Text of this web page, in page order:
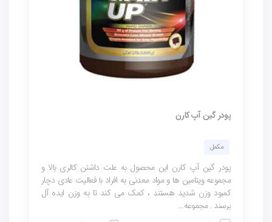
پودر گین آپ کارن
مکمل
پودر گین آپ کارن این محصول به علت داشتن کالری بالا و
مجموعه ویتامین ها و مواد معدنی به افراد با فعالیت عادی دچار
کمبود وزن شدید هستند ، کمک می کند تا به وزن ایده آل
برسند . مجموعه...